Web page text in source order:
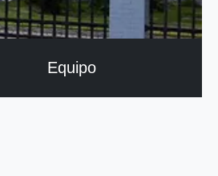
Equipo